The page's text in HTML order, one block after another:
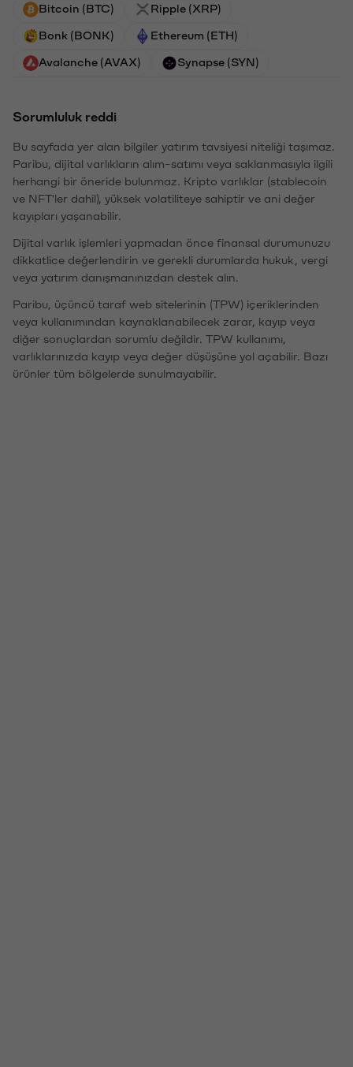
Bitcoin (BTC) Ripple (XRP)
Bonk (BONK) Ethereum (ETH)
Avalanche (AVAX) Synapse (SYN)
Sorumluluk reddi
Bu sayfada yer alan bilgiler yatırım tavsiyesi niteliği taşımaz.
Paribu, dijital varlıkların alım-satımı veya saklanmasıyla ilgili
herhangi bir öneride bulunmaz. Kripto varlıklar (stablecoin
ve NFT'ler dahil), yüksek volatiliteye sahiptir ve ani değer
kayıpları yaşanabilir.
Dijital varlık işlemleri yapmadan önce finansal durumunuzu
dikkatlice değerlendirin ve gerekli durumlarda hukuk, vergi
veya yatırım danışmanınızdan destek alın.
Paribu, üçüncü taraf web sitelerinin (TPW) içeriklerinden
veya kullanımından kaynaklanabilecek zarar, kayıp veya
diğer sonuçlardan sorumlu değildir. TPW kullanımı,
varlıklarınızda kayıp veya değer düşüşüne yol açabilir. Bazı
ürünler tüm bölgelerde sunulmayabilir.